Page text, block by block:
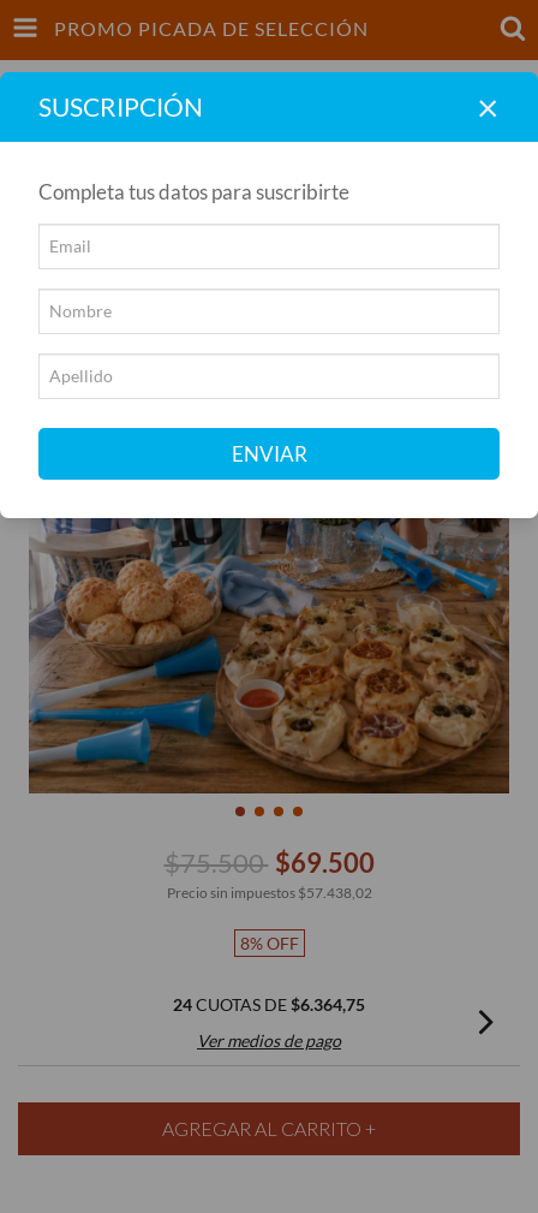
PROMO PICADA DE SELECCIÓN
Inicio
Promo Picada De Selección
$75.500 $69.500
Precio sin impuestos $57.438,02
8%OFF
24CUOTAS DE$6.364,75
Ver medios de pago
SUSCRIPCIÓN ×
Completa tus datos para suscribirte
ENVIAR